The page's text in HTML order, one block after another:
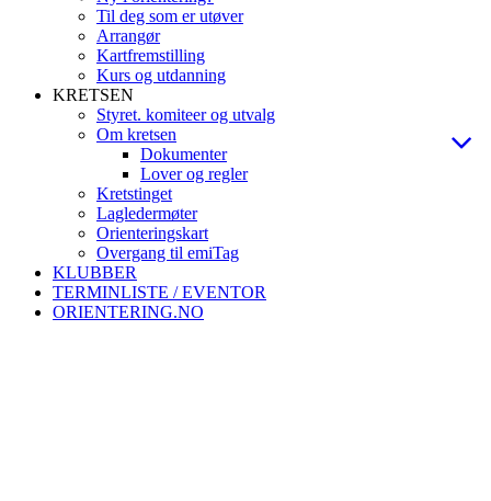
Til deg som er utøver
Arrangør
Kartfremstilling
Kurs og utdanning
KRETSEN
Styret. komiteer og utvalg
Om kretsen
Dokumenter
Lover og regler
Kretstinget
Lagledermøter
Orienteringskart
Overgang til emiTag
KLUBBER
TERMINLISTE / EVENTOR
ORIENTERING.NO